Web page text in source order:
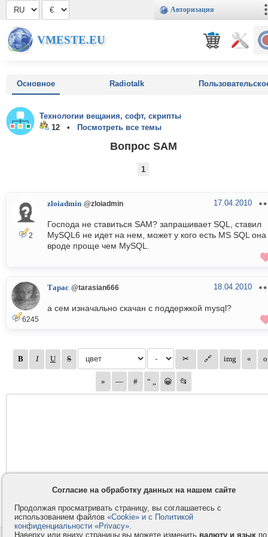
Авторизация
VMESTE.EU
Основное Radiotalk
Технологии вещания, софт, скрипты
12 •
Посмотреть все темы
Вопрос SAM
1
2
zloiadmin @zloiadmin 17.04.2010
Господа не ставиться SAM? запрашивает SQL, ставил
MySQL6 не идет на нем, может у кого есть MS SQL она
вроде проще чем MySQL.
6245
Тарас @tarasian666 18.04.2010
а сем изначально скачан с поддержкой mysql?
Согласие на обработку данных на нашем сайте
Продолжая просматривать страницу, вы соглашаетесь с
использованием файлов «Cookie» и с Политикой
конфиденциальности «Privacy».
Наверху или внизу страницы вы можете изменить валюту и язык по